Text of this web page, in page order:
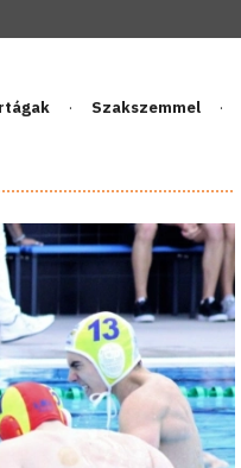
Szakszemmel